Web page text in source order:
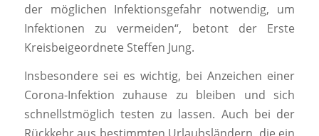
der möglichen Infektionsgefahr notwendig, um
Infektionen zu vermeiden“, betont der Erste
Kreisbeigeordnete Steffen Jung.
Insbesondere sei es wichtig, bei Anzeichen einer
Corona-Infektion zuhause zu bleiben und sich
schnellstmöglich testen zu lassen. Auch bei der